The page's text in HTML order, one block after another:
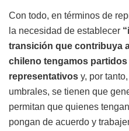
Con todo, en términos de
la necesidad de establecer
transición que contribuya
chileno tengamos
representativos y, por
umbrales, se tienen que
permitan que quienes
pongan de acuerdo y